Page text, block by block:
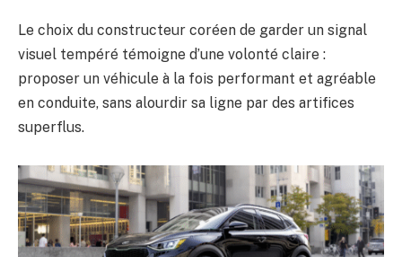
Le choix du constructeur coréen de garder un signal
visuel tempéré témoigne d’une volonté claire :
proposer un véhicule à la fois performant et agréable
en conduite, sans alourdir sa ligne par des artifices
superflus.